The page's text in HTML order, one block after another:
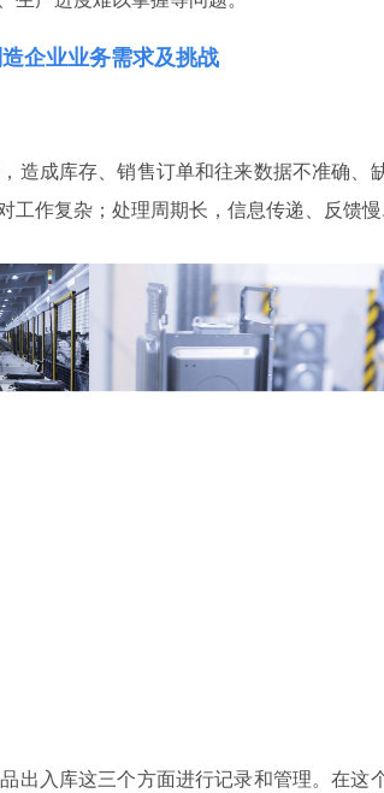
企业业务需求及挑战
造成库存、销售订单和往来数据不准确、
工作复杂；处理周期长，信息传递、反馈慢.
出入库这三个方面进行记录和管理。在这